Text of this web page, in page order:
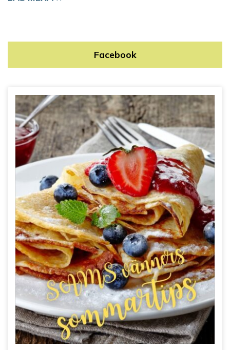
Facebook